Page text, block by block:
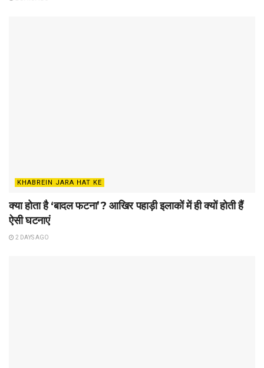
KHABREIN JARA HAT KE
क्या होता है ‘बादल फटना’? आखिर पहाड़ी इलाकों में ही क्यों होती हैं
ऐसी घटनाएं
2 DAYS AGO